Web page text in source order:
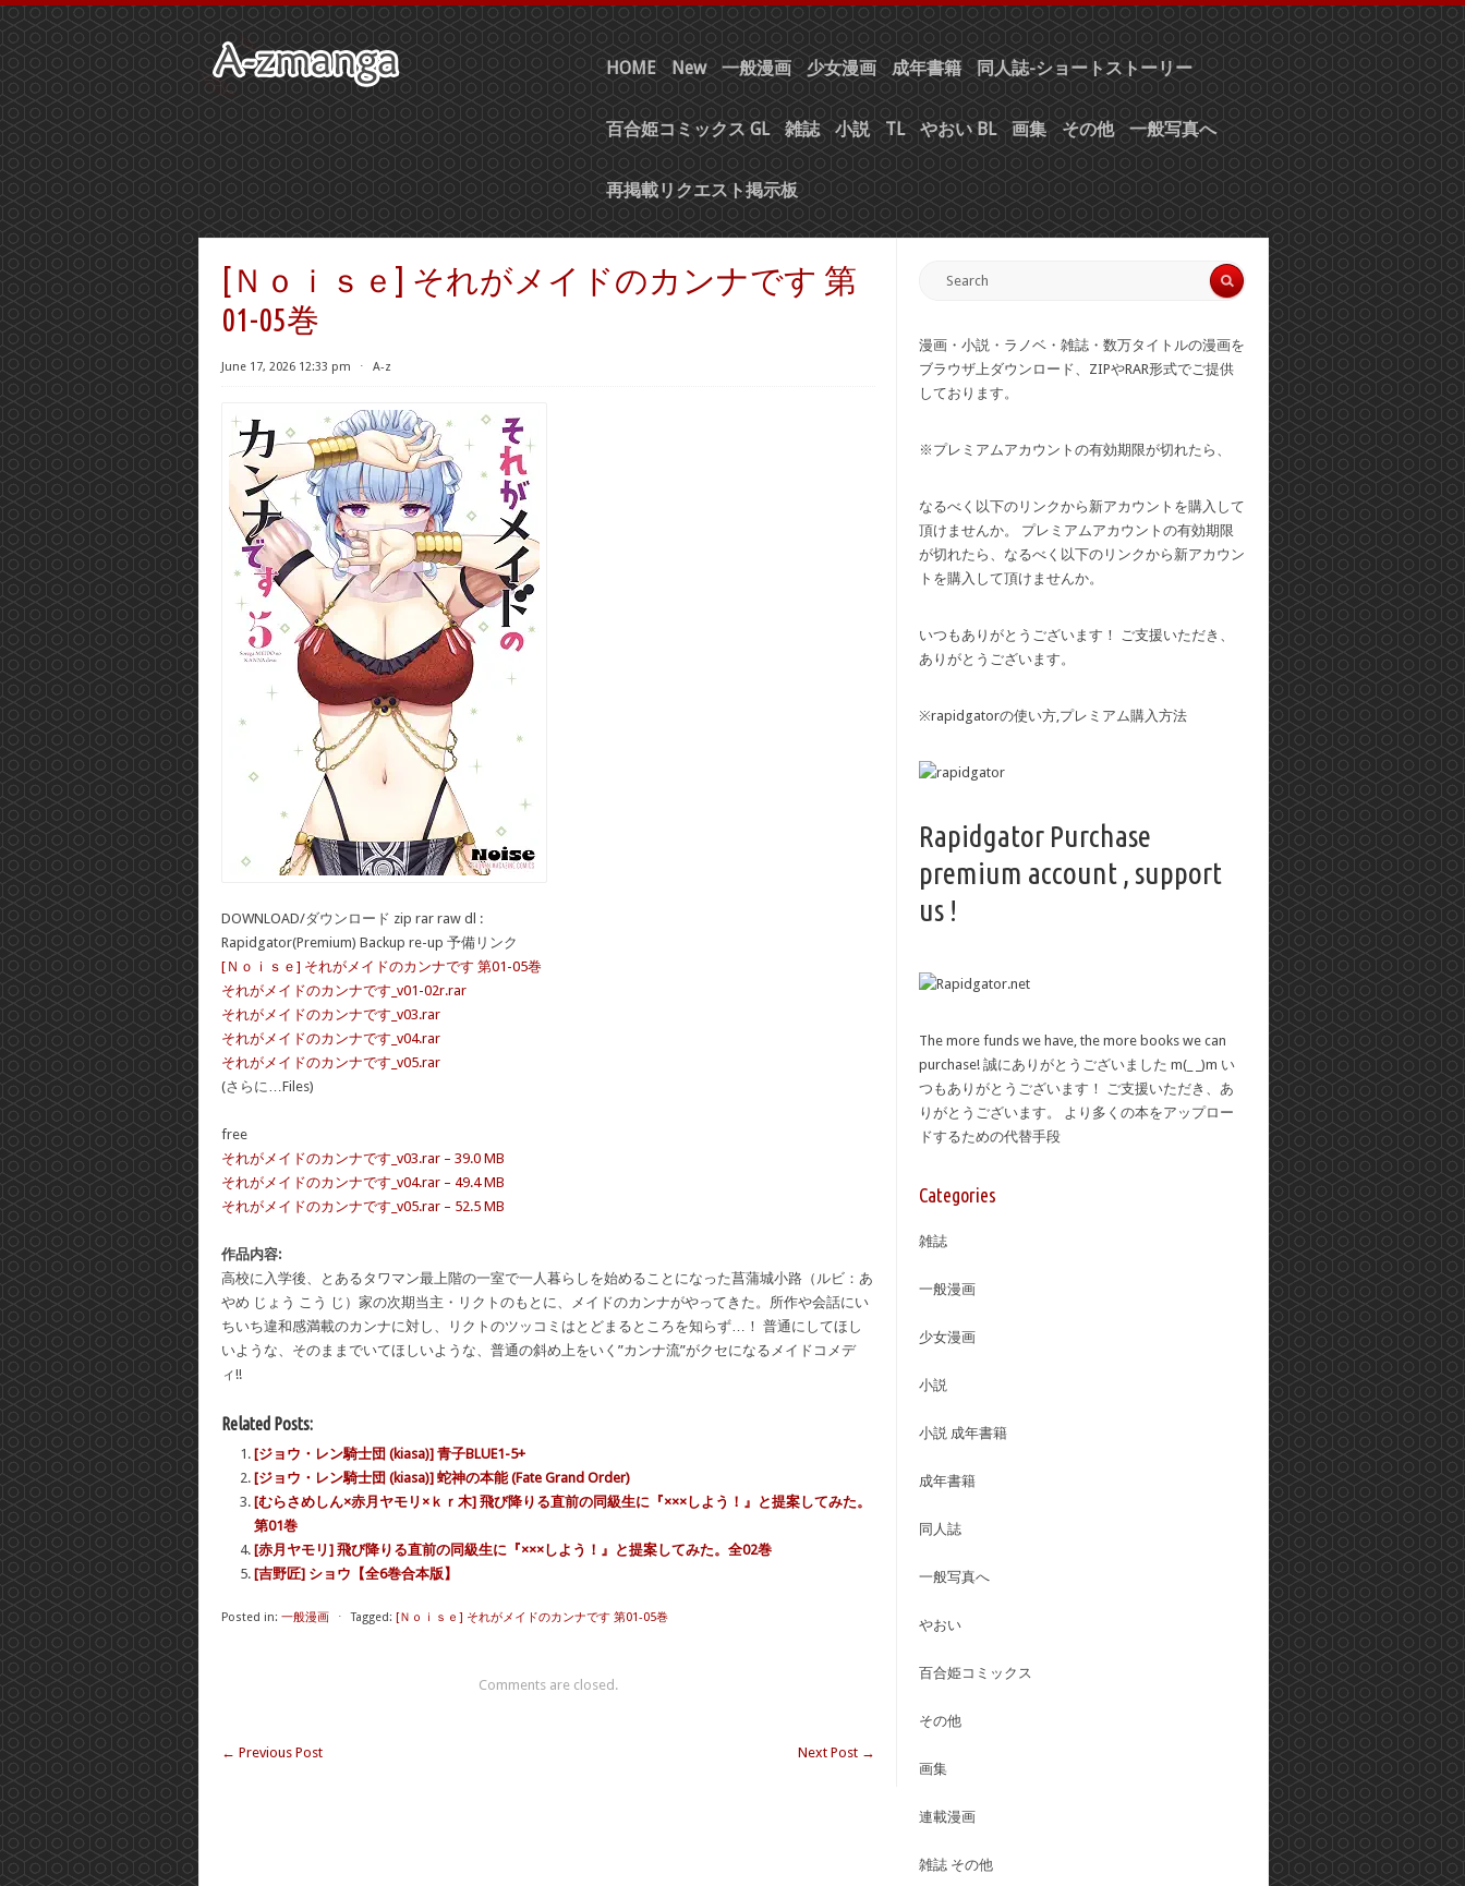
HOME New 一般漫画 少女漫画 成年書籍 同人誌-ショートストーリー
百合姫コミックス GL 雑誌 小説 TL やおい BL 画集 その他 一般写真へ
再掲載リクエスト掲示板
[Ｎｏｉｓｅ] それがメイドのカンナです 第
01-05巻
June 17, 2026 12:33 pm ⋅ A-z
DOWNLOAD/ダウンロード zip rar raw dl :
Rapidgator(Premium) Backup re-up 予備リンク
[Ｎｏｉｓｅ] それがメイドのカンナです 第01-05巻
それがメイドのカンナです_v01-02r.rar
それがメイドのカンナです_v03.rar
それがメイドのカンナです_v04.rar
それがメイドのカンナです_v05.rar
(さらに…Files)
free
それがメイドのカンナです_v03.rar – 39.0 MB
それがメイドのカンナです_v04.rar – 49.4 MB
それがメイドのカンナです_v05.rar – 52.5 MB
作品内容:
高校に入学後、とあるタワマン最上階の一室で一人暮らしを始めることになった菖蒲城小路（ルビ：あ
やめ じょう こう じ）家の次期当主・リクトのもとに、メイドのカンナがやってきた。所作や会話にい
ちいち違和感満載のカンナに対し、リクトのツッコミはとどまるところを知らず…！ 普通にしてほし
いような、そのままでいてほしいような、普通の斜め上をいく”カンナ流”がクセになるメイドコメデ
ィ!!
Related Posts:
[ジョウ・レン騎士団 (kiasa)] 青子BLUE1-5+
[ジョウ・レン騎士団 (kiasa)] 蛇神の本能 (Fate Grand Order)
[むらさめしん×赤月ヤモリ×ｋｒ木] 飛び降りる直前の同級生に『×××しよう！』と提案してみた。
第01巻
[赤月ヤモリ] 飛び降りる直前の同級生に『×××しよう！』と提案してみた。全02巻
[吉野匠] ショウ【全6巻合本版】
Posted in: 一般漫画 ⋅ Tagged: [Ｎｏｉｓｅ] それがメイドのカンナです 第01-05巻
Comments are closed.
← Previous Post Next Post →
漫画・小説・ラノベ・雑誌・数万タイトルの漫画を
ブラウザ上ダウンロード、ZIPやRAR形式でご提供
しております。
※プレミアムアカウントの有効期限が切れたら、
なるべく以下のリンクから新アカウントを購入して
頂けませんか。 プレミアムアカウントの有効期限
が切れたら、なるべく以下のリンクから新アカウン
トを購入して頂けませんか。
いつもありがとうございます！ ご支援いただき、
ありがとうございます。
※rapidgatorの使い方,プレミアム購入方法
Rapidgator Purchase
premium account , support
us !
The more funds we have, the more books we can
purchase! 誠にありがとうございました m(_ _)m い
つもありがとうございます！ ご支援いただき、あ
りがとうございます。 より多くの本をアップロー
ドするための代替手段
Categories
雑誌
一般漫画
少女漫画
小説
小説 成年書籍
成年書籍
同人誌
一般写真へ
やおい
百合姫コミックス
その他
画集
連載漫画
雑誌 その他